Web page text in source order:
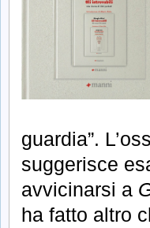
guardia”.
suggerisce
avvicinarsi a
ha fatto altro